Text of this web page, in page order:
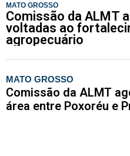
MATO GROSSO
Comissão da ALMT
voltadas ao
agropecuário
MATO GROSSO
Comissão da ALMT
área entre Poxoréu e